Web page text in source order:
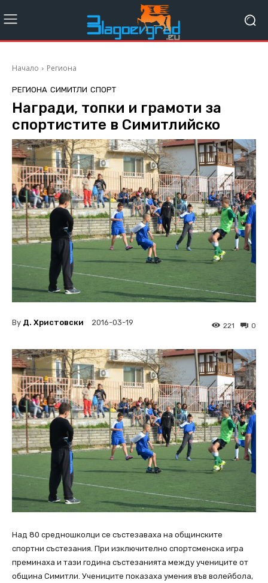
Начало Региона
РЕГИОНА СИМИТЛИ СПОРТ
Награди, топки и грамоти за
спортистите в Симитлийско
By Д. Христовски 2016-03-19 0
221
Над 80 средношколци се състезаваха на общинските
спортни състезания. При изключително спортсменска игра
преминаха и тази година състезанията между учениците от
община Симитли. Учениците показаха умения във волейбола,